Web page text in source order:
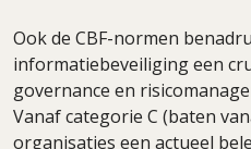
Ook de CBF-normen
informatiebeveiliging een
governance en
Vanaf categorie C (baten
organisaties een actueel